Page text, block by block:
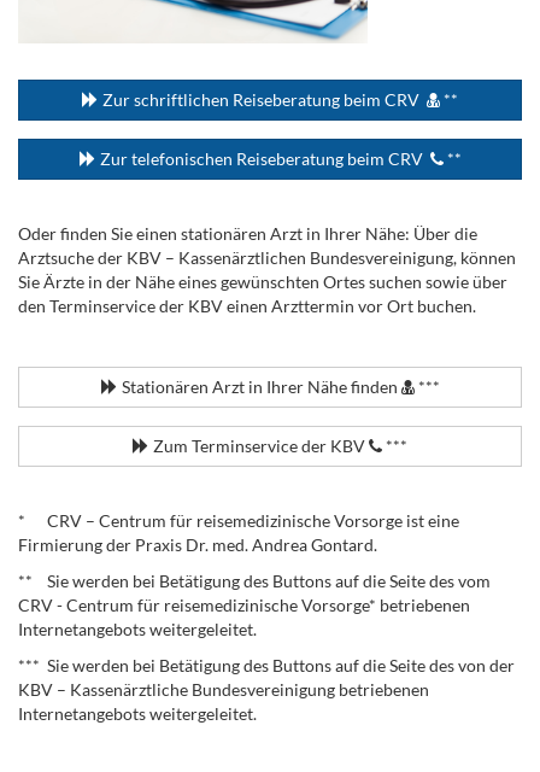
Zur schriftlichen Reiseberatung beim CRV **
Zur telefonischen Reiseberatung beim CRV **
Oder finden Sie einen stationären Arzt in Ihrer Nähe: Über die
Arztsuche der KBV – Kassenärztlichen Bundesvereinigung, können
Sie Ärzte in der Nähe eines gewünschten Ortes suchen sowie über
den Terminservice der KBV einen Arzttermin vor Ort buchen.
Stationären Arzt in Ihrer Nähe finden ***
Zum Terminservice der KBV ***
* CRV – Centrum für reisemedizinische Vorsorge ist eine
Firmierung der Praxis Dr. med. Andrea Gontard.
** Sie werden bei Betätigung des Buttons auf die Seite des vom
CRV - Centrum für reisemedizinische Vorsorge* betriebenen
Internetangebots weitergeleitet.
*** Sie werden bei Betätigung des Buttons auf die Seite des von der
KBV – Kassenärztliche Bundesvereinigung betriebenen
Internetangebots weitergeleitet.